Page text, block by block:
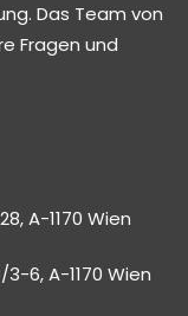
Das Team von
Fragen und
A-1170 Wien
6, A-1170 Wien